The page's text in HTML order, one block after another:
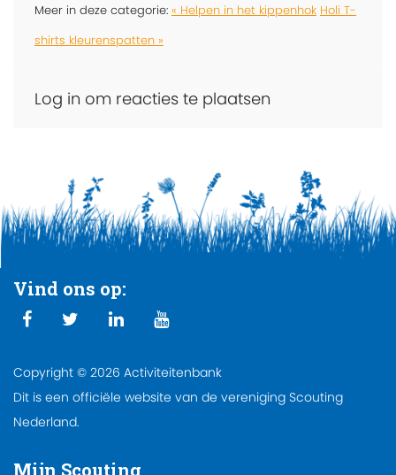
Meer in deze categorie: « Helpen in het kippenhok Holi T-
shirts kleurenspatten »
Log in om reacties te plaatsen
Vind ons op:
Copyright © 2026 Activiteitenbank
Dit is een officiële website van de vereniging Scouting
Nederland.
Mijn Scouting